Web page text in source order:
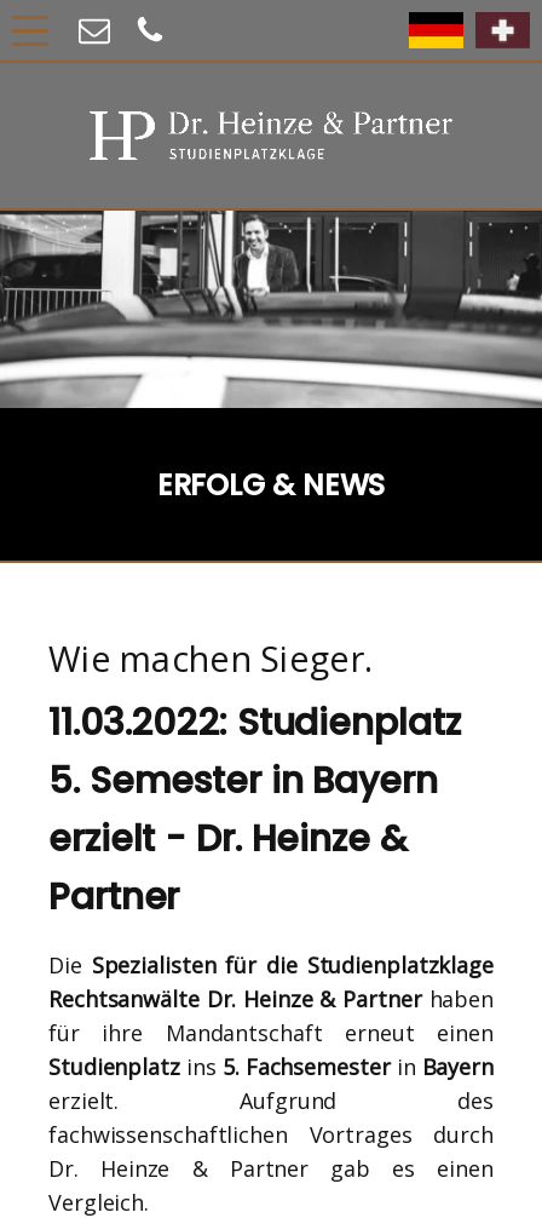
ERFOLG & NEWS
Wie machen Sieger.
11.03.2022: Studienplatz
5. Semester in Bayern
erzielt - Dr. Heinze &
Partner
Die Spezialisten für die Studienplatzklage
Rechtsanwälte Dr. Heinze & Partner haben
für ihre Mandantschaft erneut einen
Studienplatzins 5. Fachsemesterin Bayern
erzielt. Aufgrund des
fachwissenschaftlichen Vortrages durch
Dr. Heinze & Partner gab es einen
Vergleich.